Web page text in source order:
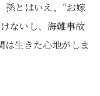
孫とはいえ、“お嫁
ないし、海難事故
は生きた心地がしま